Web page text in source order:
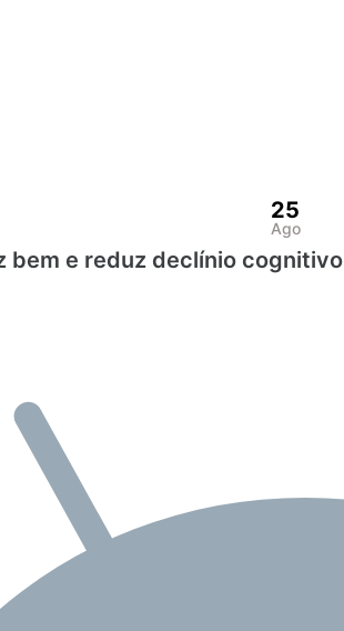
25
Ago
bem e reduz declínio cognitivo